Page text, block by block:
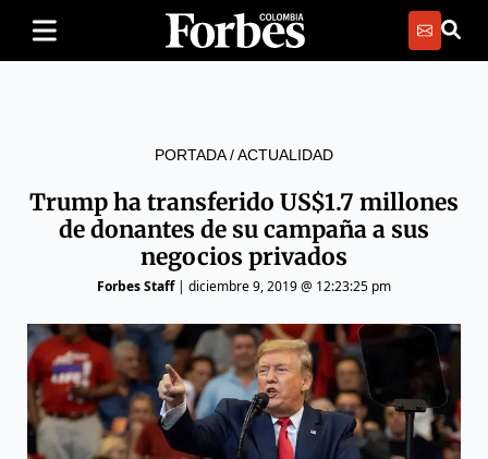
PORTADA/ACTUALIDAD
Trump ha transferido US$1.7 millones
de donantes de su campaña a sus
negocios privados
Forbes Staff| diciembre 9, 2019 @ 12:23:25 pm